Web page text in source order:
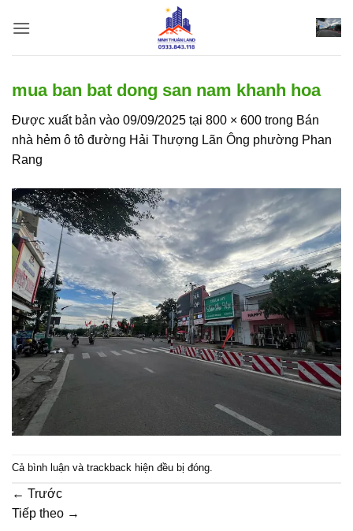
qua
mua ban bat dong san nam khanh hoa
Được xuất bản vào 09/09/2025 tại 800 × 600 trong Bán
nhà hẻm ô tô đường Hải Thượng Lãn Ông phường Phan
Rang
Cả bình luận và trackback hiện đều bị đóng.
← Trước
Tiếp theo →